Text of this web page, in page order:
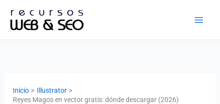
Inicio
Illustrator
Reyes Magos en vector gratis: dónde descargar (2026)